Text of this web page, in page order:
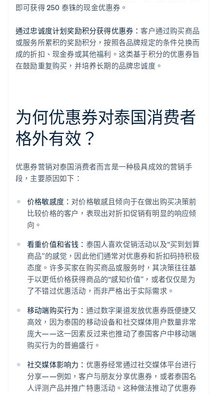
即可获得 250 泰铢的现金优惠券。
通过忠诚度计划奖励积分获得优惠券：客户通过购买商品
或服务所累积的奖励积分，按照各品牌规定的条件兑换而
成的折扣、现金券或其他福利。这类基于积分的优惠券旨
在鼓励重复购买，并培养长期的品牌忠诚度。
为何优惠券对泰国消费者
格外有效？
优惠券营销对泰国消费者而言是一种极具成效的营销手
段，主要原因如下：
价格敏感度： 对价格敏感且倾向于在做出购买决策前
比较价格的客户，表现出对折扣促销有明显的响应倾
向。
看重价值和省钱： 泰国人喜欢促销活动以及“买到划算
商品”的感觉，因此他们通常对优惠券和折扣码持积极
态度。许多买家在购买商品或服务时，其决策往往基
于以更低价格获得商品的“感知价值”，或者仅仅是为
了不错过优惠活动，而非严格出于实际需求。
移动端购买行为： 通过数字渠道发放优惠券既便捷又
高效，因为泰国的移动设备和社交媒体用户数量非常
庞大——这一因素反过来也推动了泰国客户中移动端
购买行为的普遍盛行。
社交媒体影响力： 优惠券经常通过社交媒体平台进行
分享——例如，客户与朋友分享优惠券，或者泰国名
人评测产品并推广特惠活动。这种做法推动了优惠券